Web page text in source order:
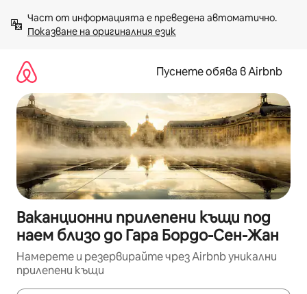
към
съдържанието
Показване на оригиналния език
Пуснете обява в Airbnb
Ваканционни прилепени къщи под
наем близо до Гара Бордо-Сен-Жан
Намерете и резервирайте чрез Airbnb уникални
прилепени къщи